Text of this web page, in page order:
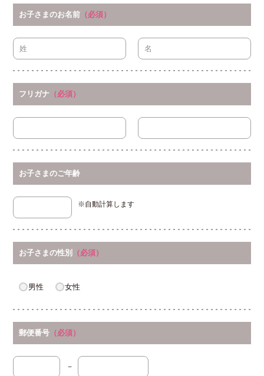
お子さまのお名前 （必須）
フリガナ （必須）
お子さまのご年齢
※自動計算します
お子さまの性別 （必須）
男性 女性
郵便番号 （必須）
－